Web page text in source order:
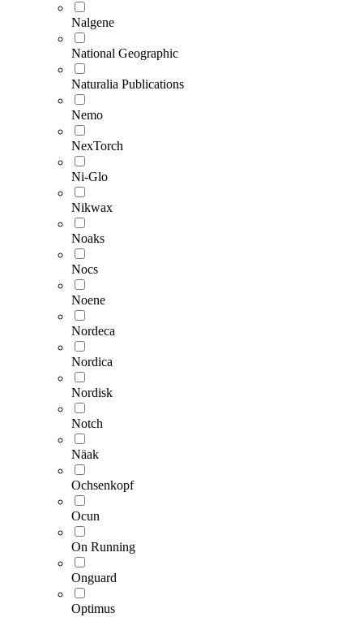
Nalgene
National Geographic
Naturalia Publications
Nemo
NexTorch
Ni-Glo
Nikwax
Noaks
Nocs
Noene
Nordeca
Nordica
Nordisk
Notch
Näak
Ochsenkopf
Ocun
On Running
Onguard
Optimus